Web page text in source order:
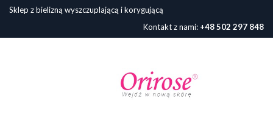
Sklep z bielizną wyszczuplającą i korygującą
Kontakt z nami: +48 502 297 848